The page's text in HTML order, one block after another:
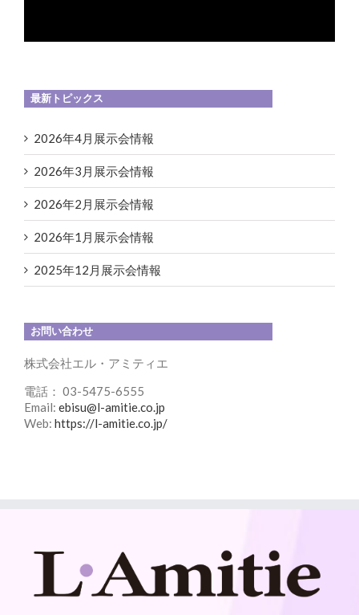
最新トピックス
2026年4月展示会情報
2026年3月展示会情報
2026年2月展示会情報
2026年1月展示会情報
2025年12月展示会情報
お問い合わせ
株式会社エル・アミティエ
電話： 03-5475-6555
Email: ebisu@l-amitie.co.jp
Web: https://l-amitie.co.jp/